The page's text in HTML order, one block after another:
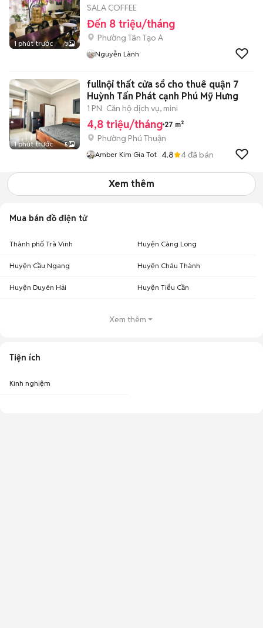
1 phút trước 3
SALA COFFEE
Đến 8 triệu/tháng
Phường Tân Tạo A
Nguyễn Lành
1 phút trước 5
fullnội thất cửa sổ cho thuê quận 7
Huỳnh Tấn Phát cạnh Phú Mỹ Hưng
1 PN Căn hộ dịch vụ, mini
4,8 triệu/tháng 27 m²
Phường Phú Thuận
Amber Kim Gia Tot 4.8 4đã bán
Xem thêm
Mua bán đồ điện tử
Thành phố Trà Vinh Huyện Càng Long
Huyện Cầu Ngang Huyện Châu Thành
Huyện Duyên Hải Huyện Tiểu Cần
Xem thêm
Tiện ích
Kinh nghiệm